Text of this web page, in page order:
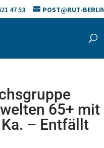
47 53 POST@RUT-
65+ mit
– Entfällt